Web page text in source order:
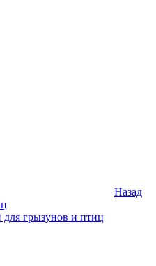
Назад
грызунов и птиц